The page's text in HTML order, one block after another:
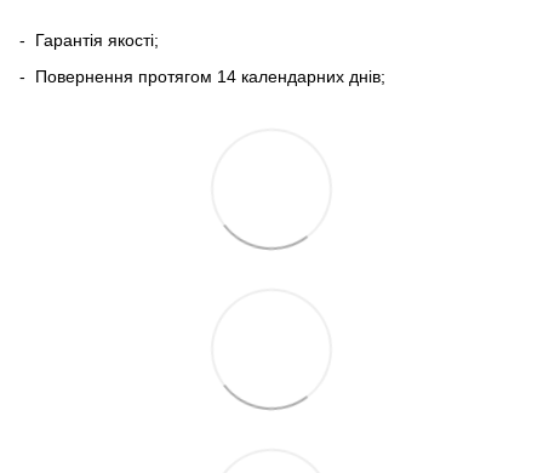
- Гарантія якості;
- Повернення протягом 14 календарних днів;